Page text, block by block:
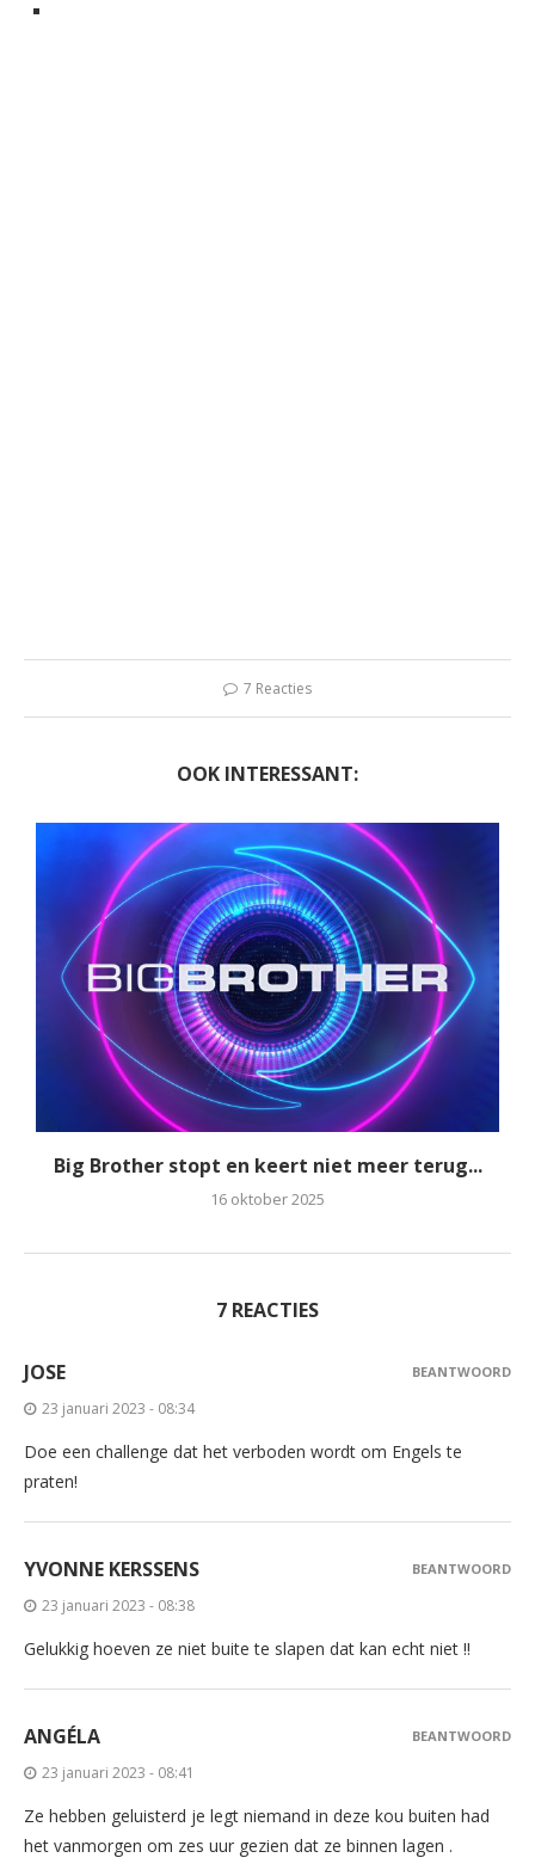
7 Reacties
OOK INTERESSANT:
Big Brother stopt en keert niet meer terug...
16 oktober 2025
7 REACTIES
JOSE
23 januari 2023 - 08:34
Doe een challenge dat het verboden wordt om Engels te
praten!
BEANTWOORD
YVONNE KERSSENS
23 januari 2023 - 08:38
Gelukkig hoeven ze niet buite te slapen dat kan echt niet !!
BEANTWOORD
ANGÉLA
23 januari 2023 - 08:41
Ze hebben geluisterd je legt niemand in deze kou buiten had
het vanmorgen om zes uur gezien dat ze binnen lagen .
BEANTWOORD